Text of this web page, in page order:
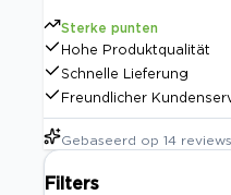
Sterke punten
Hohe Produktqualität
Schnelle Lieferung
Freundlicher
Gebaseerd op 14 reviews
Filters